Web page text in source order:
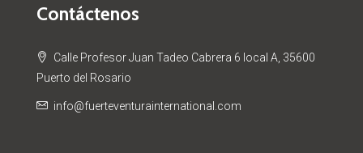
Contáctenos
Calle Profesor Juan Tadeo Cabrera 6 local A, 35600
Puerto del Rosario
info@fuerteventurainternational.com